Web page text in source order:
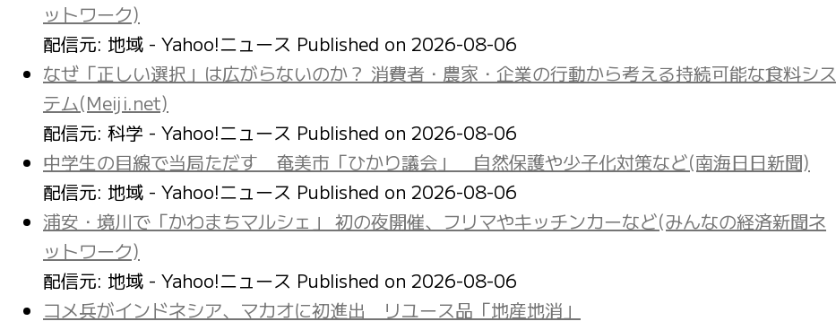
ットワーク)
配信元: 地域 - Yahoo!ニュース Published on 2026-08-06
なぜ「正しい選択」は広がらないのか？ 消費者・農家・企業の行動から考える持続可能な食料シス
テム(Meiji.net)
配信元: 科学 - Yahoo!ニュース Published on 2026-08-06
中学生の目線で当局ただす 奄美市「ひかり議会」 自然保護や少子化対策など(南海日日新聞)
配信元: 地域 - Yahoo!ニュース Published on 2026-08-06
浦安・境川で「かわまちマルシェ」 初の夜開催、フリマやキッチンカーなど(みんなの経済新聞ネ
ットワーク)
配信元: 地域 - Yahoo!ニュース Published on 2026-08-06
コメ兵がインドネシア、マカオに初進出 リユース品「地産地消」